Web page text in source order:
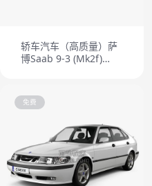
轿车汽车（高质量）萨
博Saab 9-3 (Mk2f)
免费